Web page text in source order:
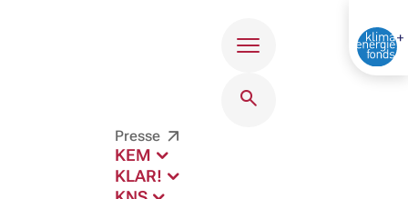
Presse
KEM
KLAR!